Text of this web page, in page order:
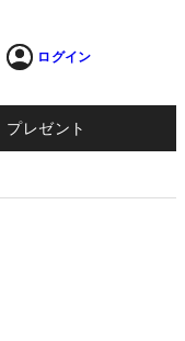
ログイン
プレゼント